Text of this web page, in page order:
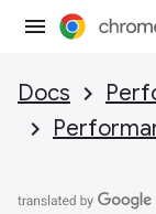
Docs